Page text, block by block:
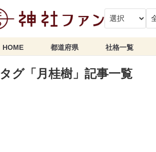
HOME 都道府県 社格一覧
タグ「月桂樹」記事一覧